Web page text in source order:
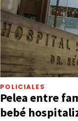
POLICIALES
Pelea entre
bebé